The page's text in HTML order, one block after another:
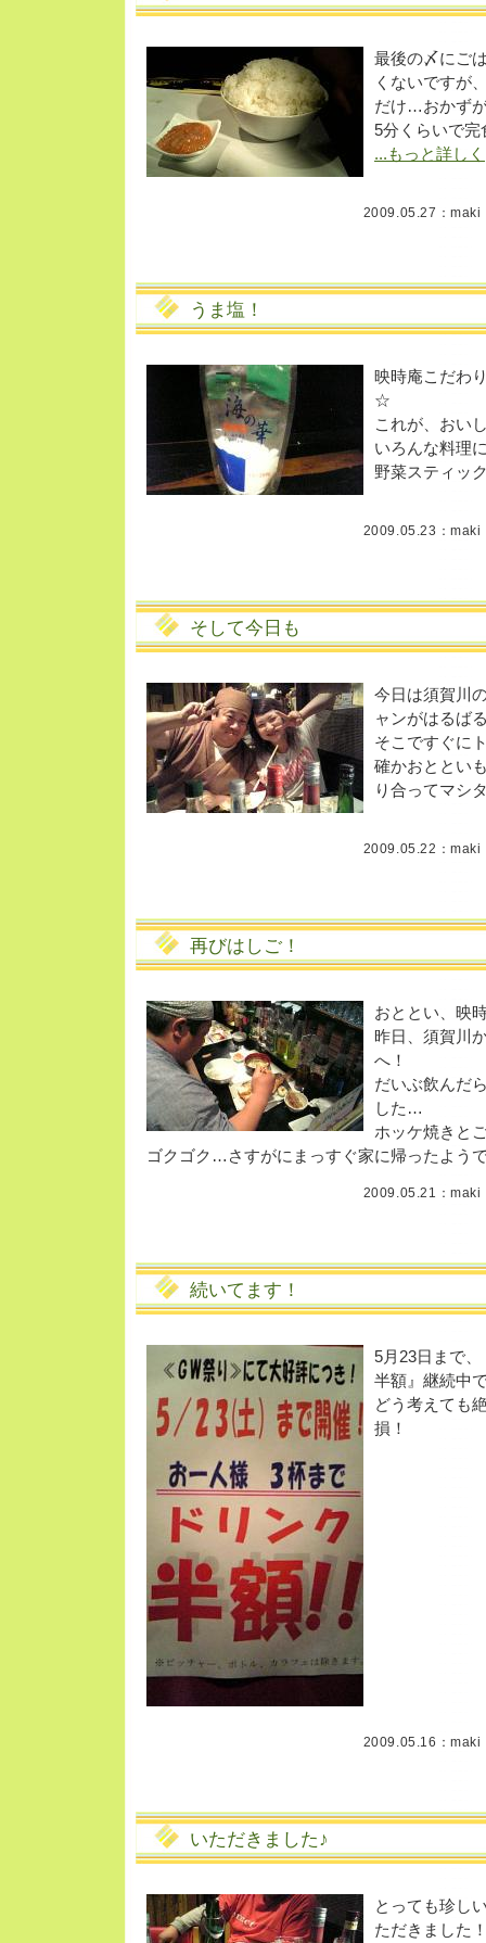
最後の〆にご
くないですが
だけ…おかず
5分くらいで
...もっと詳しく
2009.05.27：maki
うま塩！
映時庵こだわ
☆
これが、おい
いろんな料理
野菜スティッ
2009.05.23：maki
そして今日も
今日は須賀川
ャンがはるば
そこですぐに
確かおととい
り合ってマシ
2009.05.22：maki
再びはしご！
おととい、映
昨日、須賀川
へ！
だいぶ飲んだ
した…
ホッケ焼きと
ゴクゴク…さすがにまっすぐ家に帰ったよう
2009.05.21：maki
続いてます！
5月23日まで
半額』継続中
どう考えても
損！
2009.05.16：maki
いただきました♪
とっても珍し
ただきました